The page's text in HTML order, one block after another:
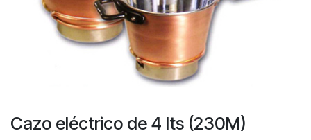
Cazo eléctrico de 4 lts (230M)